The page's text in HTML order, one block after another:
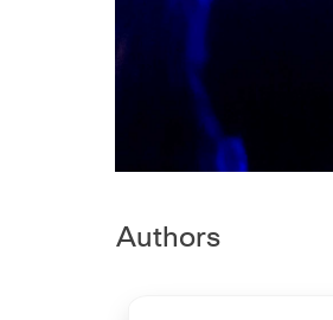
Authors